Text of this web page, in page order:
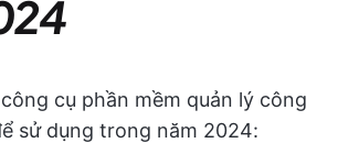
cụ phần mềm quản lý công
sử dụng trong năm 2024: